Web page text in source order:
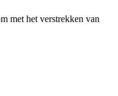
met het verstrekken van